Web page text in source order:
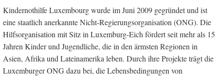
Kindernothilfe Luxembourg wurde im Juni 2009 gegründet und ist
eine staatlich anerkannte Nicht-Regierungsorganisation (ONG). Die
Hilfsorganisation mit Sitz in Luxemburg-Eich fördert seit mehr als 15
Jahren Kinder und Jugendliche, die in den ärmsten Regionen in
Asien, Afrika und Lateinamerika leben. Durch ihre Projekte trägt die
Luxemburger ONG dazu bei, die Lebensbedingungen von